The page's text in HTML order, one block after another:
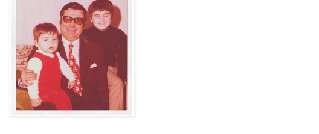
Dedicato a mio padre